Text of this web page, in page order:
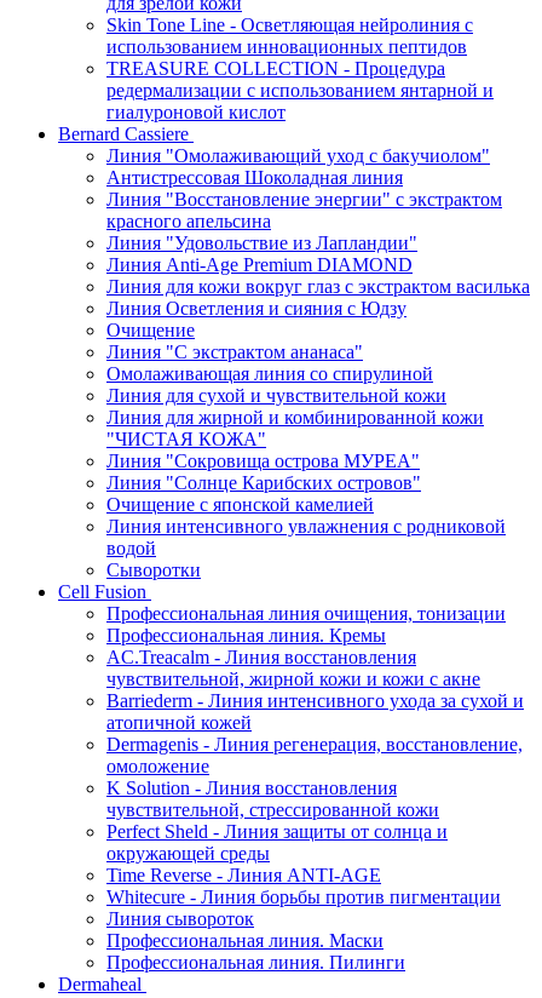
Skin Tone Line - Осветляющая нейролиния с
использованием инновационных пептидов
TREASURE COLLECTION - Процедура
редермализации с использованием янтарной и
гиалуроновой кислот
Bernard Cassiere
Линия "Омолаживающий уход с бакучиолом"
Антистрессовая Шоколадная линия
Линия "Восстановление энергии" с экстрактом
красного апельсина
Линия "Удовольствие из Лапландии"
Линия Anti-Age Premium DIAMOND
Линия для кожи вокруг глаз с экстрактом василька
Линия Осветления и сияния с Юдзу
Очищение
Линия "С экстрактом ананаса"
Омолаживающая линия со спирулиной
Линия для сухой и чувствительной кожи
Линия для жирной и комбинированной кожи
"ЧИСТАЯ КОЖА"
Линия "Сокровища острова МУРЕА"
Линия "Солнце Карибских островов"
Очищение с японской камелией
Линия интенсивного увлажнения с родниковой
водой
Сыворотки
Cell Fusion
Профессиональная линия очищения, тонизации
Профессиональная линия. Кремы
AC.Treacalm - Линия восстановления
чувствительной, жирной кожи и кожи с акне
Barriederm - Линия интенсивного ухода за сухой и
атопичной кожей
Dermagenis - Линия регенерация, восстановление,
омоложение
K Solution - Линия восстановления
чувствительной, стрессированной кожи
Perfect Sheld - Линия защиты от солнца и
окружающей среды
Time Reverse - Линия ANTI-AGE
Whitecure - Линия борьбы против пигментации
Линия сывороток
Профессиональная линия. Маски
Профессиональная линия. Пилинги
Dermaheal